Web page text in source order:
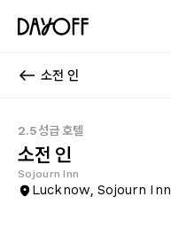
소전 인
2.5성급 호텔
소전 인
Sojourn Inn
Lucknow, Sojourn Inn